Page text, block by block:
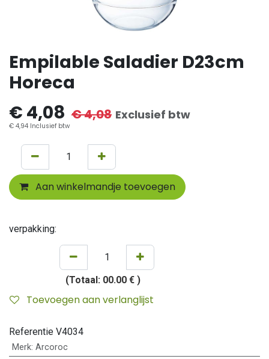
Empilable Saladier D23cm
Horeca
€ 4,08 €4,08 Exclusief btw
€ 4,94 Inclusief btw
Aan winkelmandje toevoegen
verpakking:
(Totaal: 00.00 € )
Toevoegen aan verlanglijst
Referentie V4034
Merk: Arcoroc